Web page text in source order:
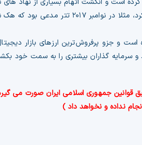
و جزو پرفروش‌ترین ارزهای بازار
سرمایه گذاران بیشتری را به سمت خود
قوانین جمهوری اسلامی ایران صورت می
نداده و نخواهد داد )